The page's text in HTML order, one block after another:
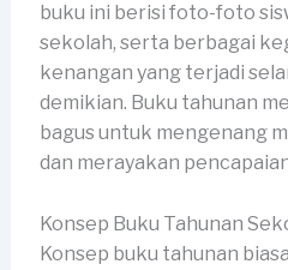
buku ini berisi foto-foto
sekolah, serta berbagai
kenangan yang terjadi
demikian. Buku tahunan
bagus untuk mengenang
dan merayakan
Konsep Buku Tahunan
Konsep buku tahunan